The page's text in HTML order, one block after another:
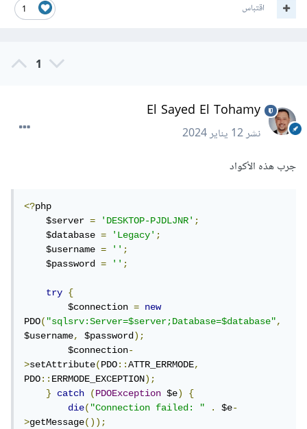
1 اقتباس
1
El Sayed El Tohamy
نشر12 يناير 2024
جرب هذه الأكواد
<?php
    $server
= 'DESKTOP-PJDLJNR';
    $database
= 'Legacy';
    $username
= '';
    $password
= '';
try
{
        $connection
=
new
PDO("sqlsrv:Server=$server;Database=$database",
$username, $password);
        $connection
-
>setAttribute(PDO::ATTR_ERRMODE,
PDO::ERRMODE_EXCEPTION);
}
catch (PDOException $e)
{
die("Connection failed: " . $e-
>getMessage());